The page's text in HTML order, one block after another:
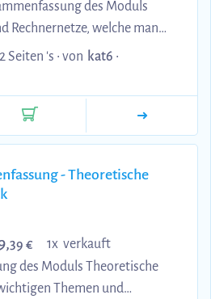
des Moduls
Rechnernetze, welche man
nehmen durfte.
2 Seiten 's • von kat6 •
- Theoretische
39 €
1x verkauft
des Moduls Theoretische
Themen und